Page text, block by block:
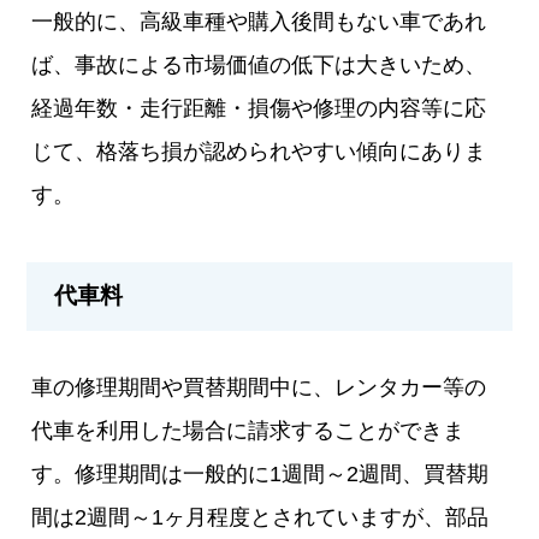
一般的に、高級車種や購入後間もない車であれ
ば、事故による市場価値の低下は大きいため、
経過年数・走行距離・損傷や修理の内容等に応
じて、格落ち損が認められやすい傾向にありま
す。
代車料
車の修理期間や買替期間中に、レンタカー等の
代車を利用した場合に請求することができま
す。修理期間は一般的に1週間～2週間、買替期
間は2週間～1ヶ月程度とされていますが、部品